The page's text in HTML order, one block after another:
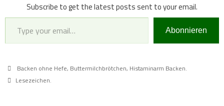
Subscribe to get the latest posts sent to your email.
Type your email…
Abonnieren
Backen ohne Hefe, Buttermilchbrötchen, Histaminarm Backen.
Lesezeichen.